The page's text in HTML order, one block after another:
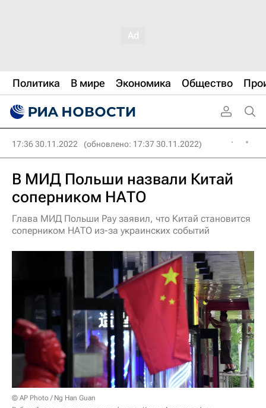
Политика В мире Экономика Общество
17:36 30.11.2022 (обновлено: 17:37 30.11.2022)
В МИД Польши назвали Китай
соперником НАТО
Глава МИД Польши Рау заявил, что Китай становится
соперником НАТО из-за украинских событий
© AP Photo / Ng Han Guan